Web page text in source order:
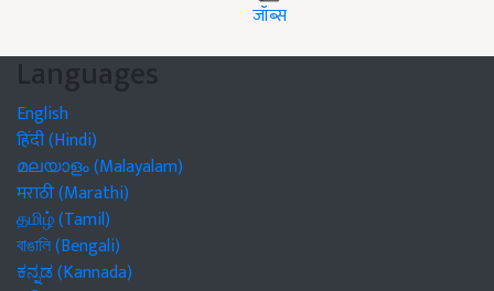
जॉब्स
Languages
English
हिंदी (Hindi)
മലയാളം (Malayalam)
मराठी (Marathi)
தமிழ் (Tamil)
বাঙালি (Bengali)
ಕನ್ನಡ (Kannada)